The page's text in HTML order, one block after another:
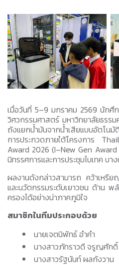
เมื่อวันที่ 5–9 มกราคม 2569 นักศึ
วิศวกรรมศาสตร์ มหาวิทยาลัยธรร
ถังแยกน้ำมันจากน้ำเสียแบบอัตโน
การประกวดภายใต้โครงการ
Award 2026 (I–New Gen
นิทรรศการและการประชุมไบเทค บา
ผลงานดังกล่าวสามารถ คว้าเหรี
และนวัตกรรมระดับเยาวชน ด้าน
ครองได้อย่างน่าภาคภูมิใจ
สมาชิกในทีมประกอบด้วย
นายเจตนิพัทธ์ อําคํา
นางสาวภัทราวดี จรูญศักดิ์
นางสาวรัฐนันท์ ผลกังวาน